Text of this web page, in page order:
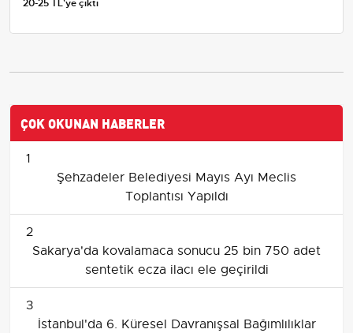
20-25 TL'ye çıktı
ÇOK OKUNAN HABERLER
1
Şehzadeler Belediyesi Mayıs Ayı Meclis
Toplantısı Yapıldı
2
Sakarya'da kovalamaca sonucu 25 bin 750 adet
sentetik ecza ilacı ele geçirildi
3
İstanbul'da 6. Küresel Davranışsal Bağımlılıklar